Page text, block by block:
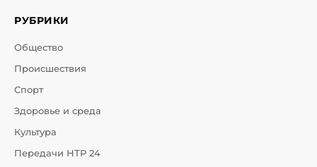
РУБРИКИ
Общество
Происшествия
Спорт
Здоровье и среда
Культура
Передачи НТР 24